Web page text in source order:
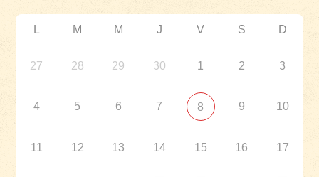
L M M J V S D
27 28 29 30 1 2 3
4 5 6 7 8 9 10
11 12 13 14 15 16 17